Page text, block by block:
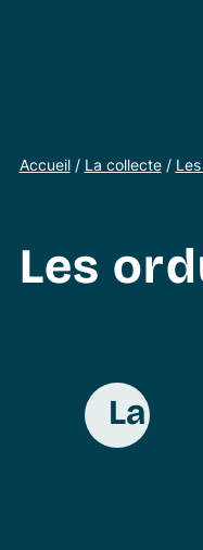
Accueil/ La collecte/
Les
La